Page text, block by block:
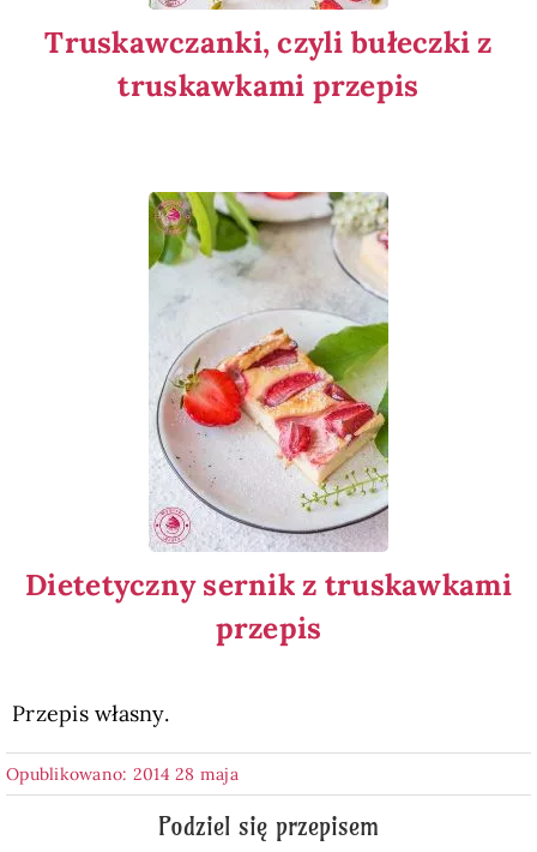
Truskawczanki, czyli bułeczki z
truskawkami przepis
Dietetyczny sernik z truskawkami
przepis
Przepis własny.
Opublikowano: 2014 28 maja
Podziel się przepisem